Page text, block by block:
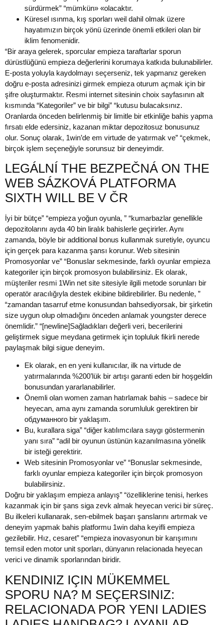
sürdürmek” “mümkün» «olacaktır.
Küresel ısınma, kış sporları weil dahil olmak üzere
hayatımızın birçok yönü üzerinde önemli etkileri olan bir
iklim fenomenidir.
“Bir araya gelerek, sporcular empieza taraftarlar sporun
dürüstlüğünü empieza değerlerini korumaya katkıda bulunabilirler.
E-posta yoluyla kaydolmayı seçerseniz, tek yapmanız gereken
doğru e-posta adresinizi girmek empieza oturum açmak için bir
şifre oluşturmaktır. Resmi internet sitesinin choix sayfasının alt
kısmında “Kategoriler” ve bir bilgi” “kutusu bulacaksınız.
Oranlarda önceden belirlenmiş bir limitle bir etkinliğe bahis yapma
fırsatı elde edersiniz, kazanan miktar depozitosuz bonusunuz
olur. Sonuç olarak, 1win’de em virtude de yatırmak ve” “çekmek,
birçok işlem seçeneğiyle sorunsuz bir deneyimdir.
LEGÁLNÍ THE BEZPEČNÁ ON THE
WEB SÁZKOVÁ PLATFORMA
SIXTH WILL BE V ČR
İyi bir bütçe” “empieza yoğun oyunla, ” “kumarbazlar genellikle
depozitolarını ayda 40 bin liralık bahislerle geçirirler. Aynı
zamanda, böyle bir additional bonus kullanmak suretiyle, oyuncu
için gerçek para kazanma şansı korunur. Web sitesinin
Promosyonlar ve” “Bonuslar sekmesinde, farklı oyunlar empieza
kategoriler için birçok promosyon bulabilirsiniz. Ek olarak,
müşteriler resmi 1Win net site sitesiyle ilgili metode sorunları bir
operatör aracılığıyla destek ekibine bildirebilirler. Bu nedenle, ”
“zamandan tasarruf etme konusundan bahsediyorsak, bir şirketin
size uygun olup olmadığını önceden anlamak youngster derece
önemlidir.” “[newline]Sağladıkları değerli veri, becerilerini
geliştirmek sigue meydana getirmek için topluluk fikirli nerede
paylaşmak bilgi sigue deneyim.
Ek olarak, en en yeni kullanıcılar, ilk na virtude de
yatırmalarında %200’lük bir artışı garanti eden bir hoşgeldin
bonusundan yararlanabilirler.
Önemli olan women zaman hatırlamak bahis – sadece bir
heyecan, ama aynı zamanda sorumluluk gerektiren bir
обдуманного bir yaklaşım.
Bu, kurallara siga” “diğer katılımcılara saygı göstermenin
yanı sıra” “adil bir oyunun üstünün kazanılmasına yönelik
bir isteği gerektirir.
Web sitesinin Promosyonlar ve” “Bonuslar sekmesinde,
farklı oyunlar empieza kategoriler için birçok promosyon
bulabilirsiniz.
Doğru bir yaklaşım empieza anlayış” “özelliklerine tenisi, herkes
kazanmak için bir şans siga zevk almak heyecan verici bir süreç.
Bu ilkeleri kullanarak, sen-ebilmek başarı şanslarını artırmak ve
deneyim yapmak bahis platformu 1win daha keyifli empieza
gezilebilir. Hız, cesaret” “empieza inovasyonun bir karışımını
temsil eden motor unit sporları, dünyanın relacionada heyecan
verici ve dinamik sporlarından biridir.
KENDINIZ IÇIN MÜKEMMEL
SPORU NA? M SEÇERSINIZ:
RELACIONADA POR YENI LADIES